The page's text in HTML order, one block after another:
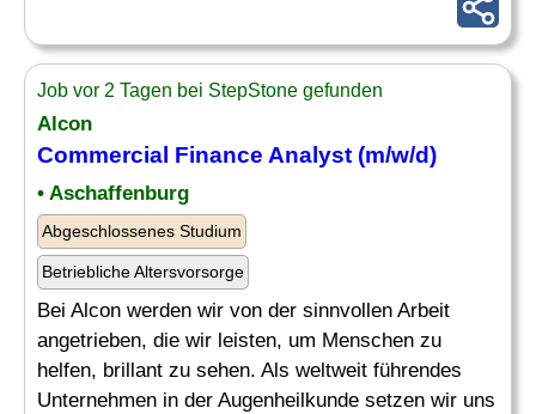
Job vor 2 Tagen bei StepStone gefunden
Alcon
Commercial Finance Analyst (m/w/d)
• Aschaffenburg
Abgeschlossenes Studium
Betriebliche Altersvorsorge
Bei Alcon werden wir von der sinnvollen Arbeit
angetrieben, die wir leisten, um Menschen zu
helfen, brillant zu sehen. Als weltweit führendes
Unternehmen in der Augenheilkunde setzen wir uns